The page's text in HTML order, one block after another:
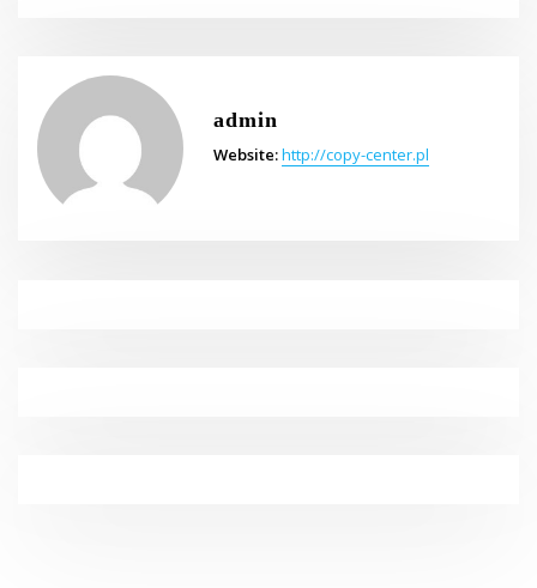
admin
Website:http://copy-center.pl